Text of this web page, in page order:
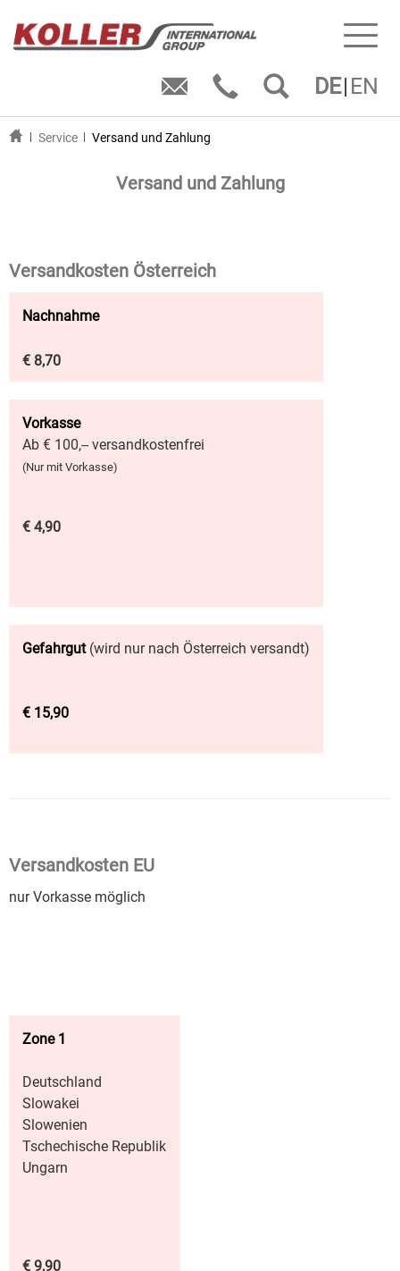
DE EN
Service Versand und Zahlung
Versand und Zahlung
Versandkosten Österreich
Nachnahme
€ 8,70
Vorkasse
Ab € 100,-- versandkostenfrei
(Nur mit Vorkasse)
€ 4,90
Gefahrgut (wird nur nach Österreich versandt)
€ 15,90
Versandkosten EU
nur Vorkasse möglich
Zone 1
Deutschland
Slowakei
Slowenien
Tschechische Republik
Ungarn
€ 9,90